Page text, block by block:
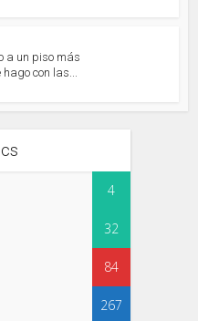
a un piso más
con las...
4
32
84
267